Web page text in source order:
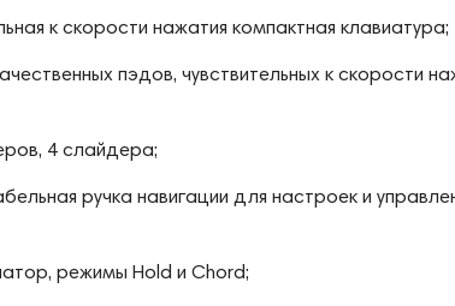
к скорости нажатия компактная клавиатура;
пэдов, чувствительных к скорости
4 слайдера;
ручка навигации для настроек и
режимы Hold и Chord;